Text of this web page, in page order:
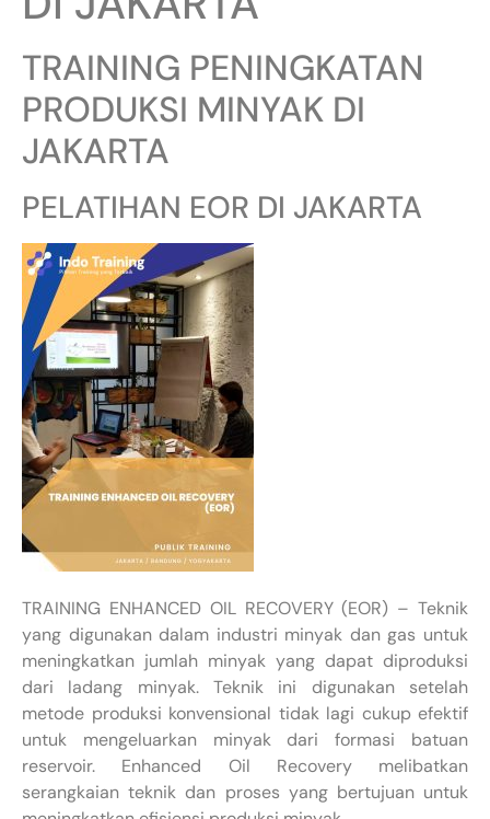
TRAINING PENINGKATAN
PRODUKSI MINYAK DI
JAKARTA
PELATIHAN EOR DI JAKARTA
TRAINING ENHANCED OIL RECOVERY (EOR) – Teknik
yang digunakan dalam industri minyak dan gas untuk
meningkatkan jumlah minyak yang dapat diproduksi
dari ladang minyak. Teknik ini digunakan setelah
metode produksi konvensional tidak lagi cukup efektif
untuk mengeluarkan minyak dari formasi batuan
reservoir. Enhanced Oil Recovery melibatkan
serangkaian teknik dan proses yang bertujuan untuk